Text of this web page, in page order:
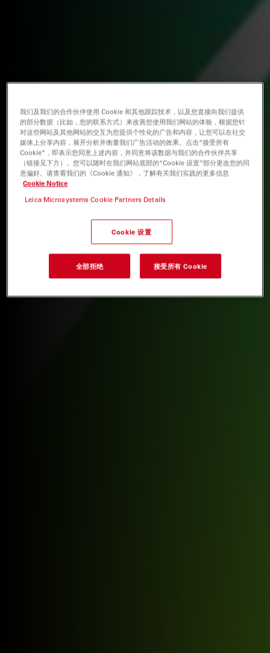
我们及我们的合作伙伴使用 Cookie 和其他跟踪技术，以及您直接向我们提供
的部分数据（比如，您的联系方式）来改善您使用我们网站的体验，根据您针
对这些网站及其他网站的交互为您提供个性化的广告和内容，让您可以在社交
媒体上分享内容，展开分析并衡量我们广告活动的效果。点击“接受所有
Cookie”，即表示您同意上述内容，并同意将该数据与我们的合作伙伴共享
（链接见下方）。您可以随时在我们网站底部的“Cookie 设置”部分更改您的同
意偏好。请查看我们的《Cookie 通知》，了解有关我们实践的更多信息
Cookie Notice
Leica Microsystems Cookie Partners Details
Cookie 设置
全部拒绝 接受所有 Cookie